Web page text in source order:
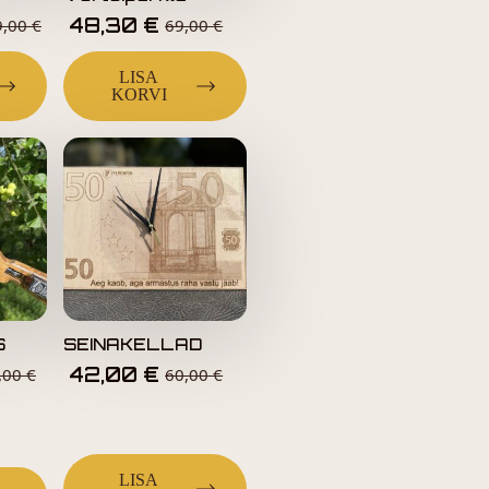
€ 69,00€
48,30 €
LISA
KORVI
€
SEINAKELLAD
60,00€
42,00 €
LISA